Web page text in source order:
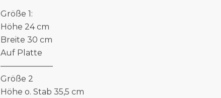
Größe 1:
Höhe 24 cm
Breite 30 cm
Auf Platte
——————–
Größe 2
Höhe o. Stab 35,5 cm